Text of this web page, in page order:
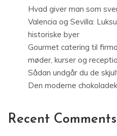
Hvad giver man som
Valencia og Sevilla:
historiske byer
Gourmet catering til
møder, kurser og
Sådan undgår du de
Den moderne
Recent Comments